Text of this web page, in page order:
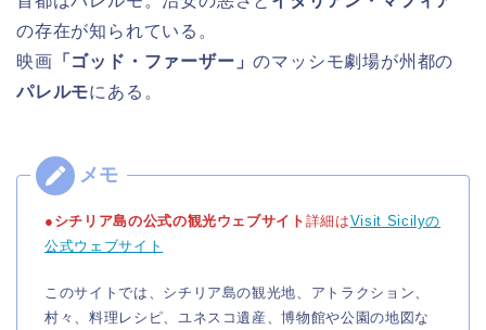
の存在が知られている。
映画 「ゴッド・ファーザー」のマッシモ劇場が州都の
パレルモにある。
●シチリア島の公式の観光ウェブサイト 詳細はVisit Sicilyの
公式ウェブサイト
このサイトでは、シチリア島の観光地、アトラクション、
村々、料理レシピ、ユネスコ遺産、博物館や公園の地図な